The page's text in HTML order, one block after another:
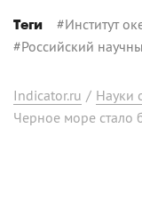
Теги #Институт
#Российский
Indicator.ru / Науки
Черное море стало